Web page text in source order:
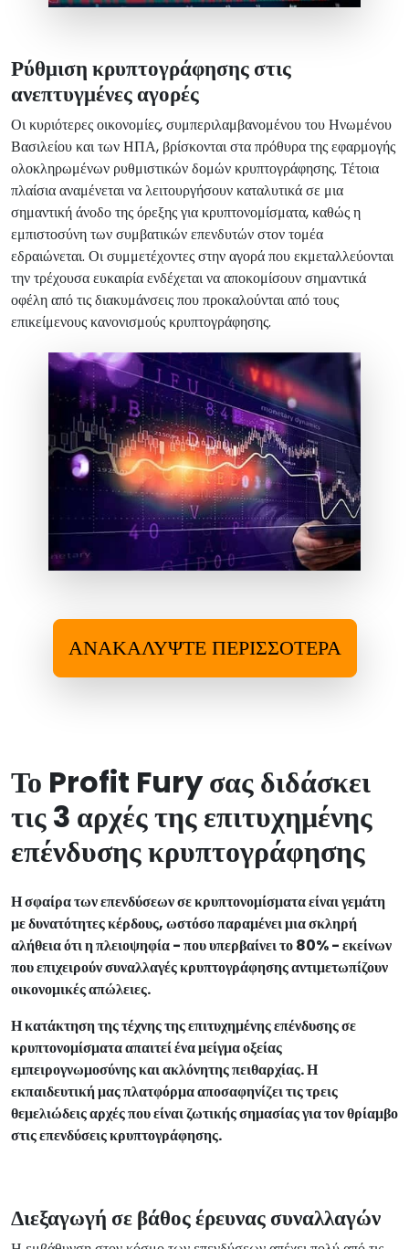
Ρύθμιση κρυπτογράφησης στις
ανεπτυγμένες αγορές
Οι κυριότερες οικονομίες, συμπεριλαμβανομένου του Ηνωμένου
Βασιλείου και των ΗΠΑ, βρίσκονται στα πρόθυρα της εφαρμογής
ολοκληρωμένων ρυθμιστικών δομών κρυπτογράφησης. Τέτοια
πλαίσια αναμένεται να λειτουργήσουν καταλυτικά σε μια
σημαντική άνοδο της όρεξης για κρυπτονομίσματα, καθώς η
εμπιστοσύνη των συμβατικών επενδυτών στον τομέα
εδραιώνεται. Οι συμμετέχοντες στην αγορά που εκμεταλλεύονται
την τρέχουσα ευκαιρία ενδέχεται να αποκομίσουν σημαντικά
οφέλη από τις διακυμάνσεις που προκαλούνται από τους
επικείμενους κανονισμούς κρυπτογράφησης.
ΑΝΑΚΑΛΎΨΤΕ ΠΕΡΙΣΣΌΤΕΡΑ
Το Profit Fury σας διδάσκει
τις 3 αρχές της επιτυχημένης
επένδυσης κρυπτογράφησης
Η σφαίρα των επενδύσεων σε κρυπτονομίσματα είναι γεμάτη
με δυνατότητες κέρδους, ωστόσο παραμένει μια σκληρή
αλήθεια ότι η πλειοψηφία - που υπερβαίνει το 80% - εκείνων
που επιχειρούν συναλλαγές κρυπτογράφησης αντιμετωπίζουν
οικονομικές απώλειες.
Η κατάκτηση της τέχνης της επιτυχημένης επένδυσης σε
κρυπτονομίσματα απαιτεί ένα μείγμα οξείας
εμπειρογνωμοσύνης και ακλόνητης πειθαρχίας. Η
εκπαιδευτική μας πλατφόρμα αποσαφηνίζει τις τρεις
θεμελιώδεις αρχές που είναι ζωτικής σημασίας για τον θρίαμβο
στις επενδύσεις κρυπτογράφησης.
Διεξαγωγή σε βάθος έρευνας συναλλαγών